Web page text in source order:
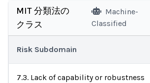
MIT 分類法の
クラス
Machine-
Classified
Risk Subdomain
7.3. Lack of capability or robustness